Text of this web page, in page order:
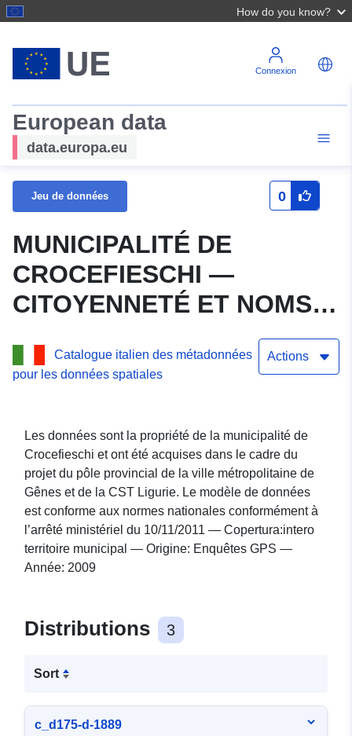
How do you know?
Connexion
European data
data.europa.eu
Jeu de données 0
MUNICIPALITÉ DE
CROCEFIESCHI —
CITOYENNETÉ ET NOMS
Catalogue italien des métadonnées
pour les données spatiales
Actions
Les données sont la propriété de la municipalité de
Crocefieschi et ont été acquises dans le cadre du
projet du pôle provincial de la ville métropolitaine de
Gênes et de la CST Ligurie. Le modèle de données
est conforme aux normes nationales conformément à
l’arrêté ministériel du 10/11/2011 — Copertura:intero
territoire municipal — Origine: Enquêtes GPS —
Année: 2009
Distributions 3
Sort
c_d175-d-1889